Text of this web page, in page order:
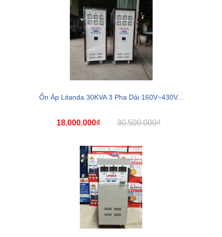
Ổn Áp Litanda 30KVA 3 Pha Dải 160V~430V...
18.000.000₫ 30.500.000₫